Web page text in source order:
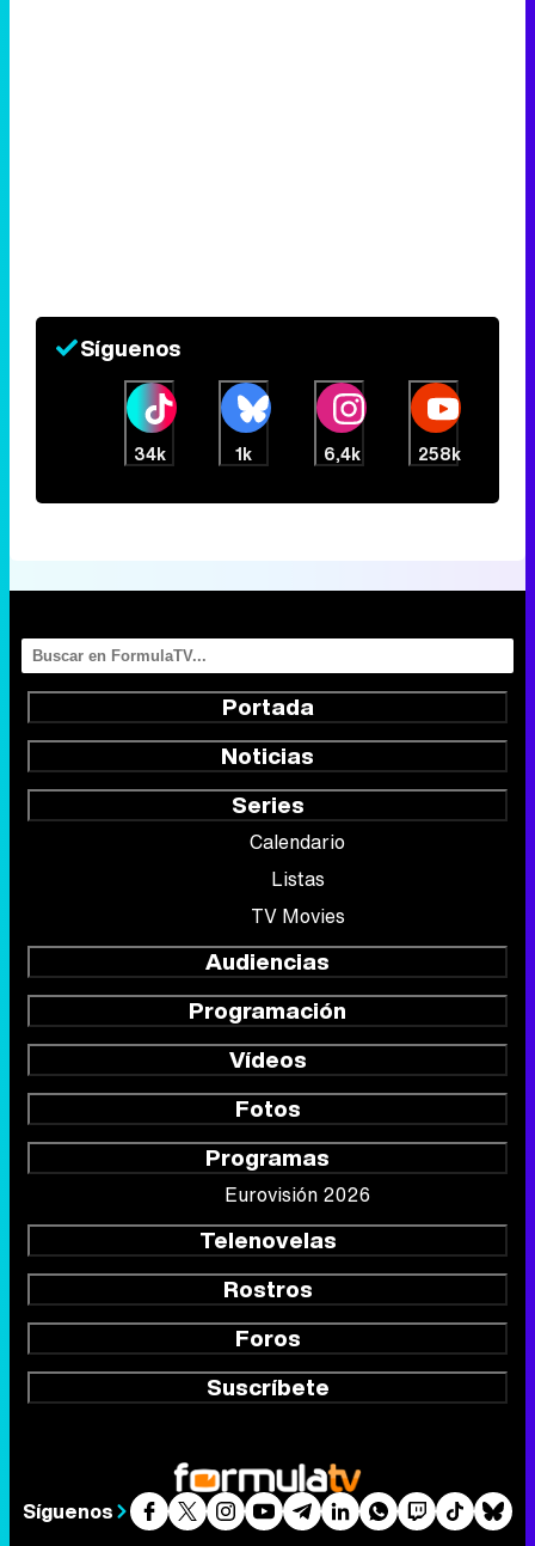
Síguenos
34k 1k 6,4k 258k
Portada
Noticias
Series
Calendario
Listas
TV Movies
Audiencias
Programación
Vídeos
Fotos
Programas
Eurovisión 2026
Telenovelas
Rostros
Foros
Suscríbete
Síguenos